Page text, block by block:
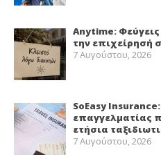
Anytime:
την επιχείρησή
7 Αυγούστου, 2026
SoEasy
επαγγελματίας
ετήσια
7 Αυγούστου, 2026